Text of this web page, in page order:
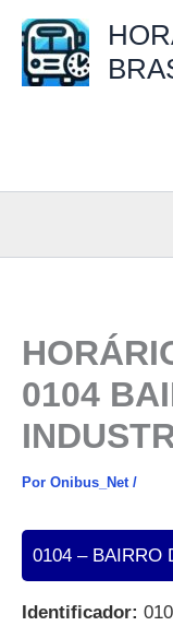
para
0104
Por Onibus_Net /
0104 – BAIRRO
Identificador: